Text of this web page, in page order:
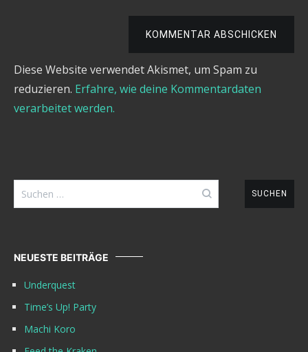
KOMMENTAR ABSCHICKEN
Diese Website verwendet Akismet, um Spam zu
reduzieren. Erfahre, wie deine Kommentardaten
verarbeitet werden.
Suchen
nach:
NEUESTE BEITRÄGE
Underquest
Time’s Up! Party
Machi Koro